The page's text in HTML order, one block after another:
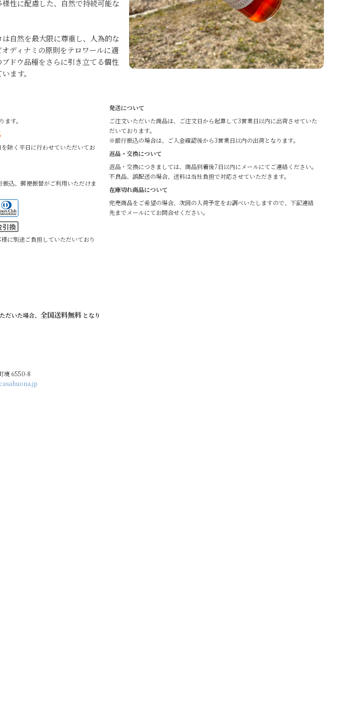
様性に配慮した、自然で持続可能な
自然を最大限に尊重し、人為的な
ディナミの原則をテロワールに適
ドウ品種をさらに引き立てる個性
ます。
す。
除く平日に行わせていただいてお
込、郵便振替がご利用いただけま
に別途ご負担していただいており
だいた場合、 全国送料無料 となり
発送について
ご注文いただいた商品は、ご注文日から起算して3営業日以内に出荷させていた
だいております。
※銀行振込の場合は、ご入金確認後から3営業日以内の出荷となります。
返品・交換について
返品・交換につきましては、商品到着後7日以内にメールにてご連絡ください。
不良品、誤配送の場合、送料は当社負担で対応させていただきます。
在庫切れ商品について
完売商品をご希望の場合、次回の入荷予定をお調べいたしますので、下記連絡
先までメールにてお問合せください。
境 6550-8